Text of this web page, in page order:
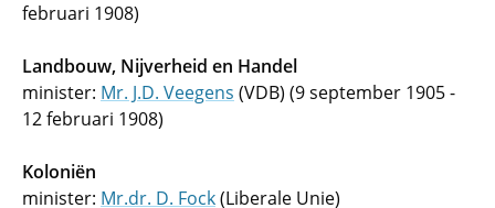
februari 1908)
Landbouw, Nijverheid en Handel
minister: Mr. J.D. Veegens (VDB) (9 september 1905 -
12 februari 1908)
Koloniën
minister: Mr.dr. D. Fock(Liberale Unie)